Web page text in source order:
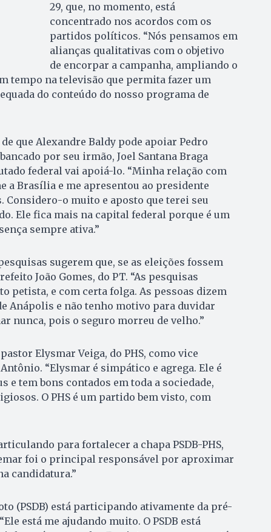
29, que, no momento, está
concentrado nos acordos com os
partidos políticos. “Nós pensamos em
alianças qualitativas com o objetivo
de encorpar a campanha, ampliando o
tempo na televisão que permita fazer um
do conteúdo do nosso programa de
que Alexandre Baldy pode apoiar Pedro
por seu irmão, Joel Santana Braga
federal vai apoiá-lo. “Minha relação com
a Brasília e me apresentou ao presidente
Considero-o muito e aposto que terei seu
Ele fica mais na capital federal porque é um
sempre ativa.”
sugerem que, se as eleições fossem
João Gomes, do PT. “As pesquisas
petista, e com certa folga. As pessoas dizem
Anápolis e não tenho motivo para duvidar
nunca, pois o seguro morreu de velho.”
Elysmar Veiga, do PHS, como vice
“Elysmar é simpático e agrega. Ele é
e tem bons contados em toda a sociedade,
O PHS é um partido bem visto, com
para fortalecer a chapa PSDB-PHS,
foi o principal responsável por aproximar
candidatura.”
(PSDB) está participando ativamente da pré-
está me ajudando muito. O PSDB está